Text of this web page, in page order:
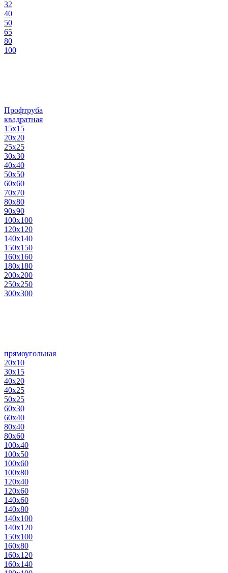
32
40
50
65
80
100
Профтруба
квадратная
15х15
20х20
25х25
30х30
40х40
50х50
60х60
70х70
80х80
90х90
100х100
120х120
140х140
150х150
160х160
180х180
200х200
250х250
300х300
прямоугольная
20х10
30х15
40х20
40х25
50х25
60х30
60х40
80х40
80х60
100х40
100х50
100х60
100х80
120х40
120х60
140х60
140х80
140х100
140х120
150х100
160х80
160х120
160х140